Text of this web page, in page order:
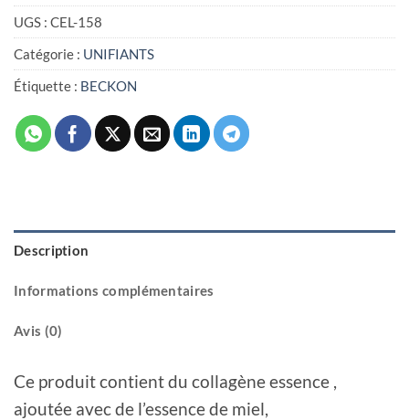
UGS : CEL-158
Catégorie : UNIFIANTS
Étiquette : BECKON
Description
Informations complémentaires
Avis (0)
Ce produit contient du collagène essence ,
ajoutée avec de l’essence de miel,